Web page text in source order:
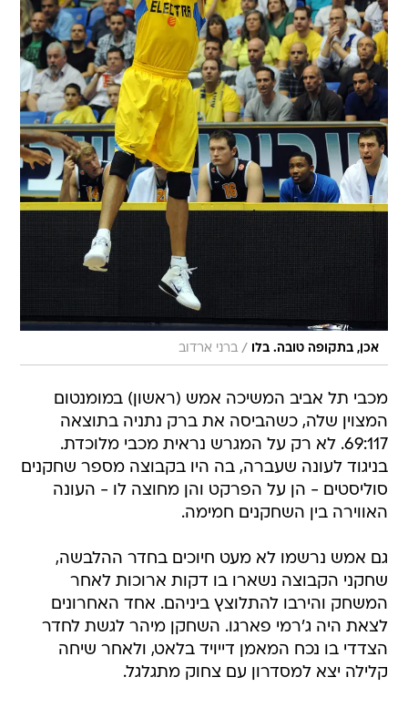
אכן, בתקופה טובה. בלו / ברני ארדוב
מכבי תל אביב המשיכה אמש (ראשון) במומנטום
המצוין שלה, כשהביסה את ברק נתניה בתוצאה
69:117. לא רק על המגרש נראית מכבי מלוכדת.
בניגוד לעונה שעברה, בה היו בקבוצה מספר שחקנים
סוליסטים - הן על הפרקט והן מחוצה לו - העונה
האווירה בין השחקנים חמימה.
גם אמש נרשמו לא מעט חיוכים בחדר ההלבשה,
שחקני הקבוצה נשארו בו דקות ארוכות לאחר
המשחק והירבו להתלוצץ ביניהם. אחד האחרונים
לצאת היה ג'רמי פארגו. השחקן מיהר לגשת לחדר
הצדדי בו נכח המאמן דייויד בלאט, ולאחר שיחה
קלילה יצא למסדרון עם צחוק מתגלגל.